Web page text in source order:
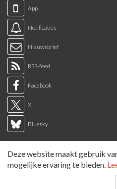
App
Notificaties
Nieuwsbrief
RSS-feed
Facebook
X
Bluesky
Sitemap
Tags overzicht
Deze website maakt gebruik
mogelijke ervaring te bieden.